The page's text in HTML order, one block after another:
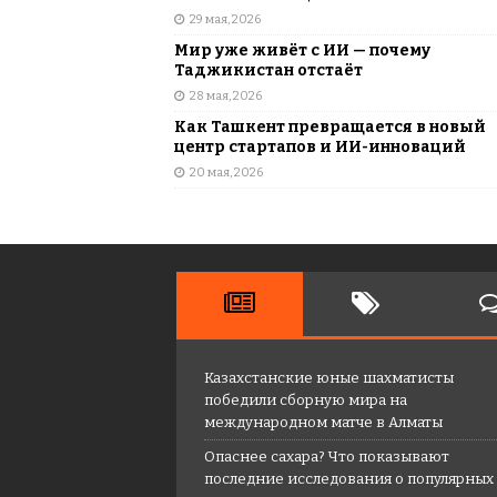
29 мая, 2026
Мир уже живёт с ИИ — почему
Таджикистан отстаёт
28 мая, 2026
Как Ташкент превращается в новый
центр стартапов и ИИ-инноваций
20 мая, 2026
Казахстанские юные шахматисты
победили сборную мира на
международном матче в Алматы
Опаснее сахара? Что показывают
последние исследования о популярных